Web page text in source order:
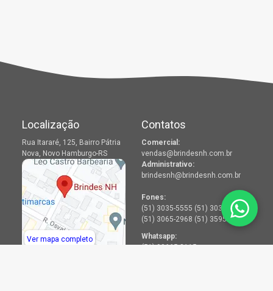
Localização
Rua Itararé, 125, Bairro Pátria
Nova, Novo Hamburgo-RS
Ver mapa completo
Contatos
Comercial:
vendas@brindesnh.com.br
Administrativo:
brindesnh@brindesnh.com.br
Fones:
(51) 3035-5555 (51) 3036-2968
(51) 3065-2968 (51) 3595-2968
Whatsapp:
(51) 99665-8115